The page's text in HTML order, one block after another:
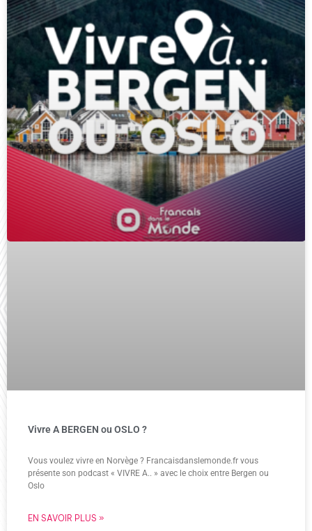
Vivre A BERGEN ou OSLO ?
Vous voulez vivre en Norvège ? Francaisdanslemonde.fr vous
présente son podcast « VIVRE A.. » avec le choix entre Bergen ou
Oslo
EN SAVOIR PLUS »